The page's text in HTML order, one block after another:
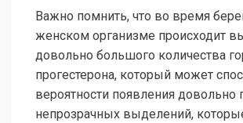
Важно помнить, что во время
женском организме происходит
довольно большого количества
прогестерона, который может
вероятности появления довольно
непрозрачных выделений,